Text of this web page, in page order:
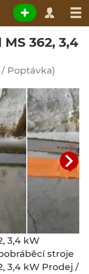
362, 3,4
Poptávka)
3,4 kW
stroje
3,4 kW Prodej /